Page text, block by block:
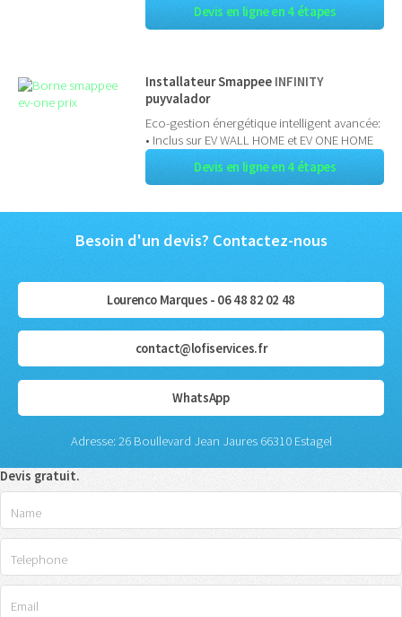
Devis en ligne en 4 étapes
Installateur Smappee INFINITY
puyvalador
Eco-gestion énergétique intelligent avancée:
• Inclus sur EV WALL HOME et EV ONE HOME
Devis en ligne en 4 étapes
Besoin d'un devis? Contactez-nous
Lourenco Marques - 06 48 82 02 48
contact@lofiservices.fr
WhatsApp
Adresse: 26 Boullevard Jean Jaures 66310 Estagel
Devis gratuit.